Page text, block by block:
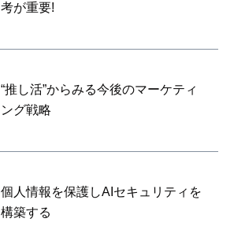
考が重要!
“推し活”からみる今後のマーケティ
ング戦略
個人情報を保護しAIセキュリティを
構築する